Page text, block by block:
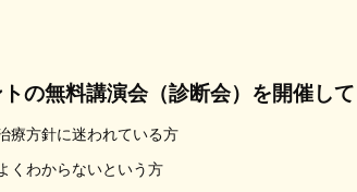
の無料講演会（診断会）を開催し
療方針に迷われている方
くわからないという方